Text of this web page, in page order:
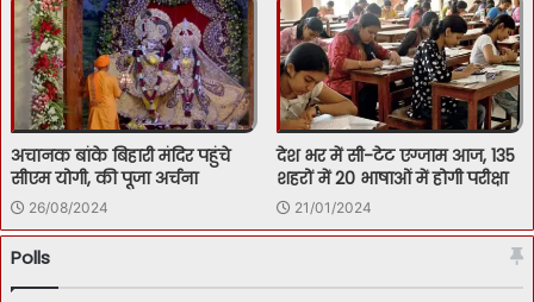
अचानक बांके बिहारी मंदिर पहुंचे
सीएम योगी, की पूजा अर्चना
26/08/2024
देश भर में सी-टेट एग्जाम आज, 135
शहरों में 20 भाषाओं में होगी परीक्षा
21/01/2024
Polls